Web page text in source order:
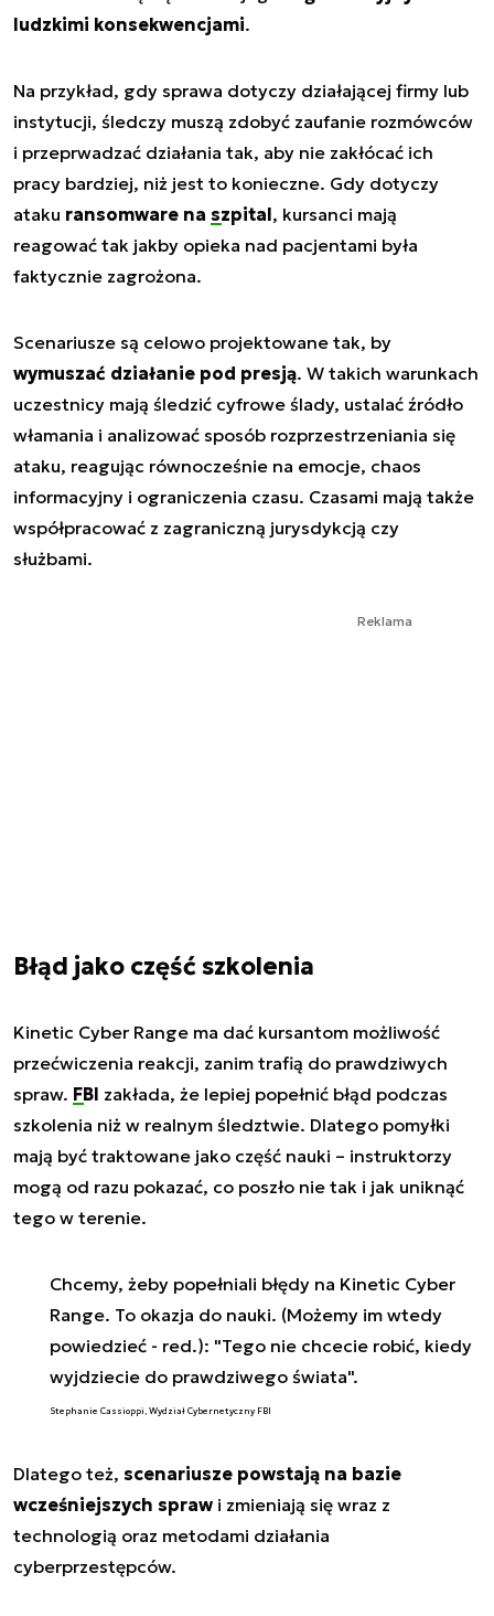
ludzkimi konsekwencjami.
Na przykład, gdy sprawa dotyczy działającej firmy lub
instytucji, śledczy muszą zdobyć zaufanie rozmówców
i przeprwadzać działania tak, aby nie zakłócać ich
pracy bardziej, niż jest to konieczne. Gdy dotyczy
ataku ransomware na szpital, kursanci mają
reagować tak jakby opieka nad pacjentami była
faktycznie zagrożona.
Scenariusze są celowo projektowane tak, by
wymuszać działanie pod presją. W takich warunkach
uczestnicy mają śledzić cyfrowe ślady, ustalać źródło
włamania i analizować sposób rozprzestrzeniania się
ataku, reagując równocześnie na emocje, chaos
informacyjny i ograniczenia czasu. Czasami mają także
współpracować z zagraniczną jurysdykcją czy
służbami.
Reklama
Błąd jako część szkolenia
Kinetic Cyber Range ma dać kursantom możliwość
przećwiczenia reakcji, zanim trafią do prawdziwych
spraw. FBI zakłada, że lepiej popełnić błąd podczas
szkolenia niż w realnym śledztwie. Dlatego pomyłki
mają być traktowane jako część nauki – instruktorzy
mogą od razu pokazać, co poszło nie tak i jak uniknąć
tego w terenie.
Chcemy, żeby popełniali błędy na Kinetic Cyber
Range. To okazja do nauki. (Możemy im wtedy
powiedzieć - red.): "Tego nie chcecie robić, kiedy
wyjdziecie do prawdziwego świata".
Stephanie Cassioppi, Wydział Cybernetyczny FBI
Dlatego też, scenariusze powstają na bazie
wcześniejszych spraw i zmieniają się wraz z
technologią oraz metodami działania
cyberprzestępców.